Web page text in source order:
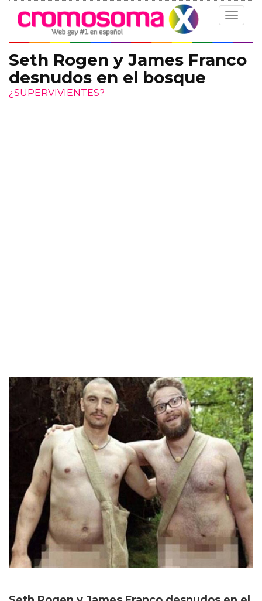
Toggle
Seth Rogen y James Franco
desnudos en el bosque
¿SUPERVIVIENTES?